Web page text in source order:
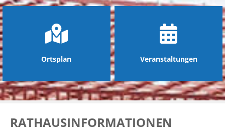
Ortsplan Veranstaltungen
RATHAUSINFORMATIONEN